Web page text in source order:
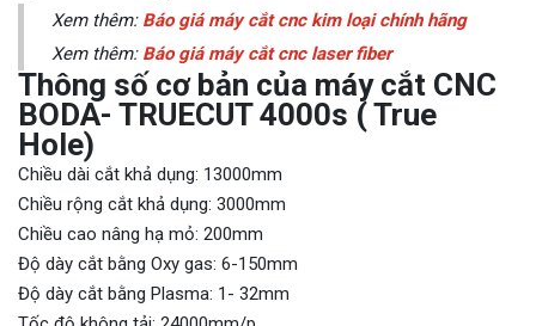
Xem thêm: Báo giá máy cắt cnc kim loại chính hãng
Xem thêm: Báo giá máy cắt cnc laser fiber
Thông số cơ bản của máy cắt CNC
BODA- TRUECUT 4000s ( True
Hole)
Chiều dài cắt khả dụng: 13000mm
Chiều rộng cắt khả dụng: 3000mm
Chiều cao nâng hạ mỏ: 200mm
Độ dày cắt bằng Oxy gas: 6-150mm
Độ dày cắt bằng Plasma: 1- 32mm